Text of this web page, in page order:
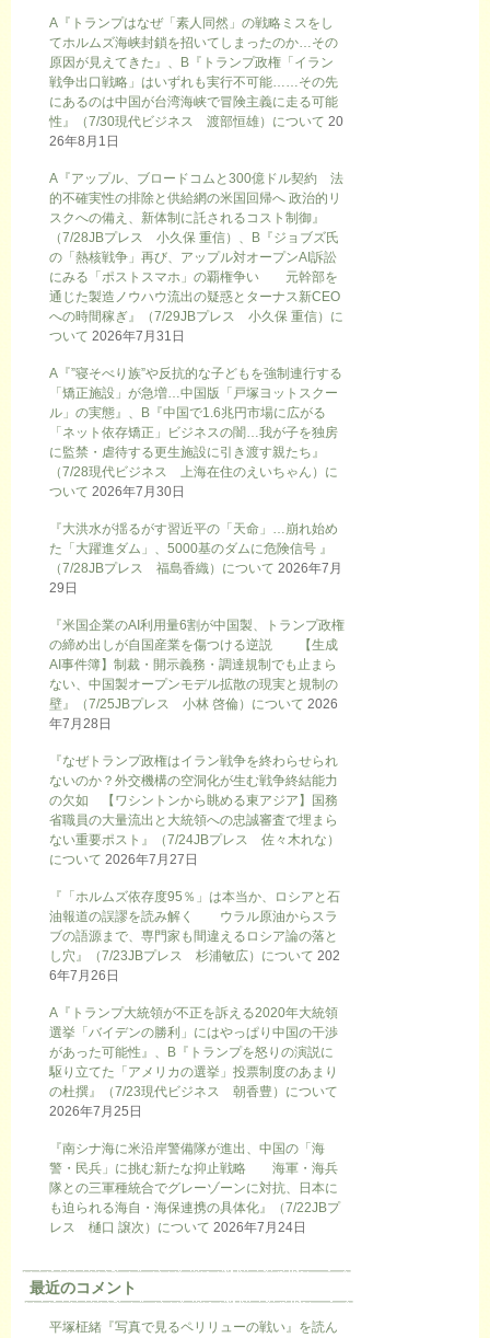
A『トランプはなぜ「素人同然」の戦略ミスをし
てホルムズ海峡封鎖を招いてしまったのか…その
原因が見えてきた』、B『トランプ政権「イラン
戦争出口戦略」はいずれも実行不可能……その先
にあるのは中国が台湾海峡で冒険主義に走る可能
性』（7/30現代ビジネス 渡部恒雄）について 20
26年8月1日
A『アップル、ブロードコムと300億ドル契約 法
的不確実性の排除と供給網の米国回帰へ 政治的リ
スクへの備え、新体制に託されるコスト制御』
（7/28JBプレス 小久保 重信）、B『ジョブズ氏
の「熱核戦争」再び、アップル対オープンAI訴訟
にみる「ポストスマホ」の覇権争い 元幹部を
通じた製造ノウハウ流出の疑惑とターナス新CEO
への時間稼ぎ』（7/29JBプレス 小久保 重信）に
ついて 2026年7月31日
A『”寝そべり族”や反抗的な子どもを強制連行する
「矯正施設」が急増…中国版「戸塚ヨットスクー
ル」の実態』、B『中国で1.6兆円市場に広がる
「ネット依存矯正」ビジネスの闇…我が子を独房
に監禁・虐待する更生施設に引き渡す親たち』
（7/28現代ビジネス 上海在住のえいちゃん）に
ついて 2026年7月30日
『大洪水が揺るがす習近平の「天命」…崩れ始め
た「大躍進ダム」、5000基のダムに危険信号 』
（7/28JBプレス 福島香織）について 2026年7月
29日
『米国企業のAI利用量6割が中国製、トランプ政権
の締め出しが自国産業を傷つける逆説 【生成
AI事件簿】制裁・開示義務・調達規制でも止まら
ない、中国製オープンモデル拡散の現実と規制の
壁』（7/25JBプレス 小林 啓倫）について 2026
年7月28日
『なぜトランプ政権はイラン戦争を終わらせられ
ないのか？外交機構の空洞化が生む戦争終結能力
の欠如 【ワシントンから眺める東アジア】国務
省職員の大量流出と大統領への忠誠審査で埋まら
ない重要ポスト』（7/24JBプレス 佐々木れな）
について 2026年7月27日
『「ホルムズ依存度95％」は本当か、ロシアと石
油報道の誤謬を読み解く ウラル原油からスラ
ブの語源まで、専門家も間違えるロシア論の落と
し穴』（7/23JBプレス 杉浦敏広）について 202
6年7月26日
A『トランプ大統領が不正を訴える2020年大統領
選挙「バイデンの勝利」にはやっぱり中国の干渉
があった可能性』、B『トランプを怒りの演説に
駆り立てた「アメリカの選挙」投票制度のあまり
の杜撰』（7/23現代ビジネス 朝香豊）について
2026年7月25日
『南シナ海に米沿岸警備隊が進出、中国の「海
警・民兵」に挑む新たな抑止戦略 海軍・海兵
隊との三軍種統合でグレーゾーンに対抗、日本に
も迫られる海自・海保連携の具体化』（7/22JBプ
レス 樋口 譲次）について 2026年7月24日
最近のコメント
平塚柾緒『写真で見るペリリューの戦い』を読ん